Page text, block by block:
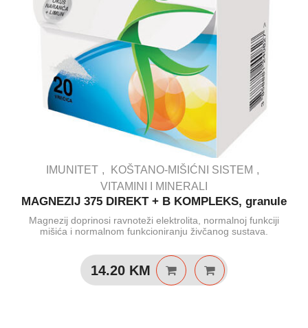
IMUNITET
KOŠTANO-MIŠIĆNI SISTEM
VITAMINI I MINERALI
MAGNEZIJ 375 DIREKT + B KOMPLEKS, granule
Magnezij doprinosi ravnoteži elektrolita, normalnoj funkciji
mišića i normalnom funkcioniranju živčanog sustava.
14.20 KM